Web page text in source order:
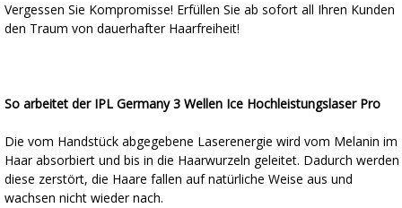
Vergessen Sie Kompromisse! Erfüllen Sie ab sofort all Ihren Kunden
den Traum von dauerhafter Haarfreiheit!
So arbeitet der IPL Germany 3 Wellen Ice Hochleistungslaser Pro
Die vom Handstück abgegebene Laserenergie wird vom Melanin im
Haar absorbiert und bis in die Haarwurzeln geleitet. Dadurch werden
diese zerstört, die Haare fallen auf natürliche Weise aus und
wachsen nicht wieder nach.